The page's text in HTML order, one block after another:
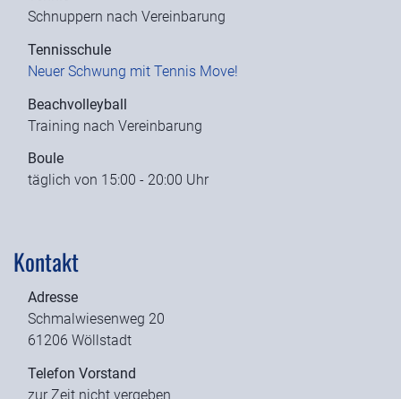
Schnuppern nach Vereinbarung
Tennisschule
Neuer Schwung mit Tennis Move!
Beachvolleyball
Training nach Vereinbarung
Boule
täglich von 15:00 - 20:00 Uhr
Kontakt
Adresse
Schmalwiesenweg 20
61206 Wöllstadt
Telefon Vorstand
zur Zeit nicht vergeben